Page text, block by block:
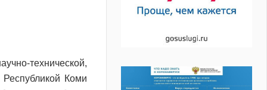
технической,
Коми